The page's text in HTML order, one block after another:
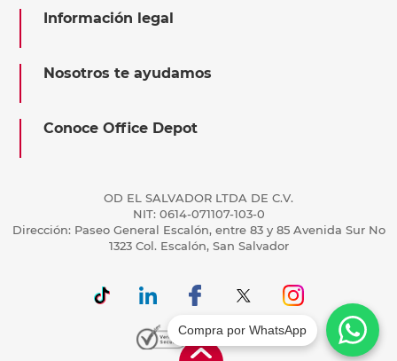
Información legal
Nosotros te ayudamos
Conoce Office Depot
OD EL SALVADOR LTDA DE C.V.
NIT: 0614-071107-103-0
Dirección: Paseo General Escalón, entre 83 y 85 Avenida Sur No
1323 Col. Escalón, San Salvador
Compra por WhatsApp